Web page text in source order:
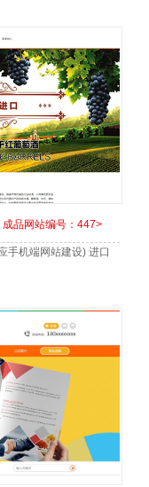
成品网站编号：447>
手机端网站建设) 进口